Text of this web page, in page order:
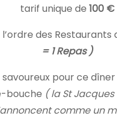
tarif unique de 100 €
l’ordre des
= 1 Repas )
pour ce
bouche ( la St
comme un